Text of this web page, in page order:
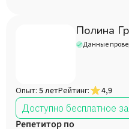
Полина
Данные
Опыт: 5 летРейтинг:
4,9
Доступно бесплатное
Репетитор по